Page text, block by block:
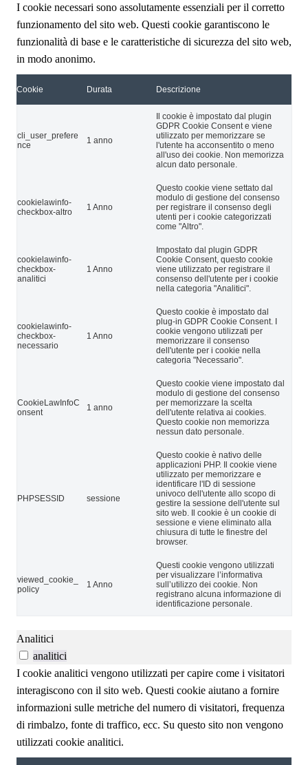
I cookie necessari sono assolutamente essenziali per il corretto
funzionamento del sito web. Questi cookie garantiscono le
funzionalità di base e le caratteristiche di sicurezza del sito web,
in modo anonimo.
Cookie Durata Descrizione
cli_user_prefere
nce
1 anno
Il cookie è impostato dal plugin
GDPR Cookie Consent e viene
utilizzato per memorizzare se
l'utente ha acconsentito o meno
all'uso dei cookie. Non memorizza
alcun dato personale.
cookielawinfo-
checkbox-altro
1 Anno
Questo cookie viene settato dal
modulo di gestione del consenso
per registrare il consenso degli
utenti per i cookie categorizzati
come "Altro".
cookielawinfo-
checkbox-
analitici
1 Anno
Impostato dal plugin GDPR
Cookie Consent, questo cookie
viene utilizzato per registrare il
consenso dell'utente per i cookie
nella categoria "Analitici".
cookielawinfo-
checkbox-
necessario
1 Anno
Questo cookie è impostato dal
plug-in GDPR Cookie Consent. I
cookie vengono utilizzati per
memorizzare il consenso
dell'utente per i cookie nella
categoria "Necessario".
CookieLawInfoC
onsent
1 anno
Questo cookie viene impostato dal
modulo di gestione del consenso
per memorizzare la scelta
dell'utente relativa ai cookies.
Questo cookie non memorizza
nessun dato personale.
PHPSESSID sessione
Questo cookie è nativo delle
applicazioni PHP. Il cookie viene
utilizzato per memorizzare e
identificare l'ID di sessione
univoco dell'utente allo scopo di
gestire la sessione dell'utente sul
sito web. Il cookie è un cookie di
sessione e viene eliminato alla
chiusura di tutte le finestre del
browser.
viewed_cookie_
policy
1 Anno
Questi cookie vengono utilizzati
per visualizzare l’informativa
sull’utilizzo dei cookie. Non
registrano alcuna informazione di
identificazione personale.
Analitici
analitici
I cookie analitici vengono utilizzati per capire come i visitatori
interagiscono con il sito web. Questi cookie aiutano a fornire
informazioni sulle metriche del numero di visitatori, frequenza
di rimbalzo, fonte di traffico, ecc. Su questo sito non vengono
utilizzati cookie analitici.